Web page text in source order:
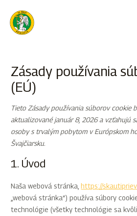
obsah
Zásady používania
(EÚ)
Tieto Zásady používania súborov cookie
aktualizované január 8, 2026 a vzťahujú
osoby s trvalým pobytom v Európskom
Švajčiarsku.
1. Úvod
Naša webová stránka,https://
„webová stránka“) používa súbory
technológie (všetky technológie sa